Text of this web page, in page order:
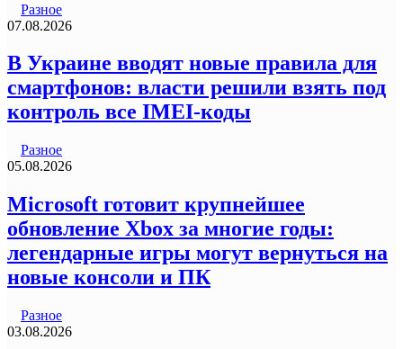
Разное
07.08.2026
В Украине вводят новые правила для
смартфонов: власти решили взять под
контроль все IMEI-коды
Разное
05.08.2026
Microsoft готовит крупнейшее
обновление Xbox за многие годы:
легендарные игры могут вернуться на
новые консоли и ПК
Разное
03.08.2026